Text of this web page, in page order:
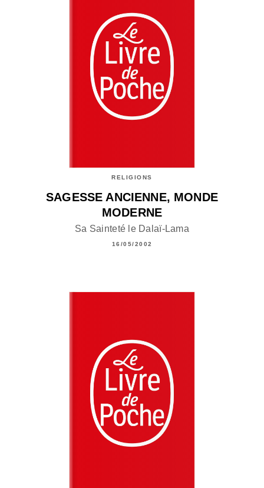
RELIGIONS
SAGESSE ANCIENNE, MONDE
MODERNE
Sa Sainteté le Dalaï-Lama
16/05/2002